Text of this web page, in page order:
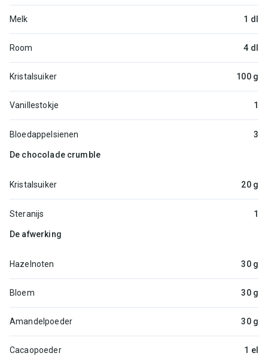
Melk 1 dl
Room 4 dl
Kristalsuiker 100 g
Vanillestokje 1
Bloedappelsienen 3
De chocolade crumble
Kristalsuiker 20 g
Steranijs 1
De afwerking
Hazelnoten 30 g
Bloem 30 g
Amandelpoeder 30 g
Cacaopoeder 1 el